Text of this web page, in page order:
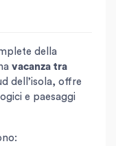
della
vacanza tra
dell’isola, offre
e paesaggi